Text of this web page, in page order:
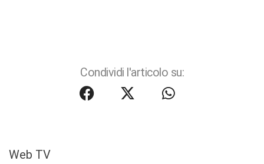
Condividi l'articolo su:
Web TV